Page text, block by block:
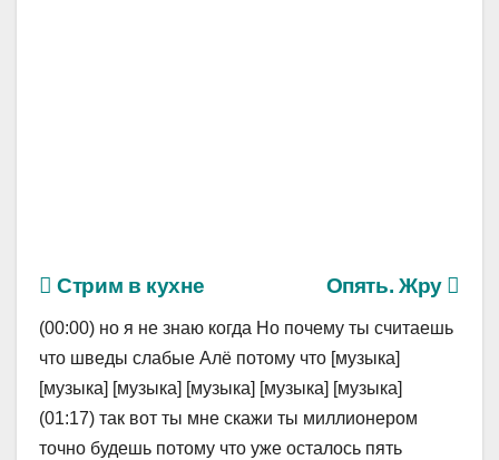
Опять. Жру
Стрим в кухне
(00:00) но я не знаю когда Но почему ты считаешь
что шведы слабые Алё потому что [музыка]
[музыка] [музыка] [музыка] [музыка] [музыка]
(01:17) так вот ты мне скажи ты миллионером
точно будешь потому что уже осталось пять